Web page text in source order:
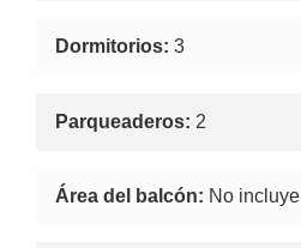
Dormitorios: 3
Parqueaderos: 2
Área del balcón: No incluye